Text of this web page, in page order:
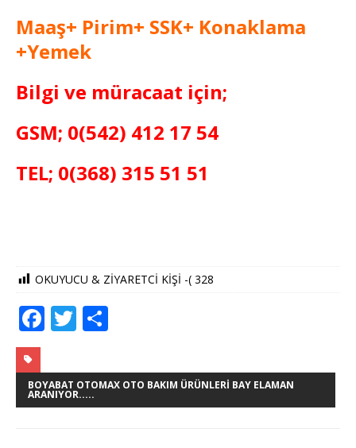
Maaş+ Pirim+ SSK+ Konaklama
+Yemek
Bilgi ve müracaat için;
GSM; 0(542) 412 17 54
TEL; 0(368) 315 51 51
OKUYUCU & ZİYARETCİ KİŞİ -( 328
F
c
e
T
it
te
ar
e
BOYABAT OTOMAX OTO BAKIM ÜRÜNLERI BAY ELAMAN
ARANIYOR.....